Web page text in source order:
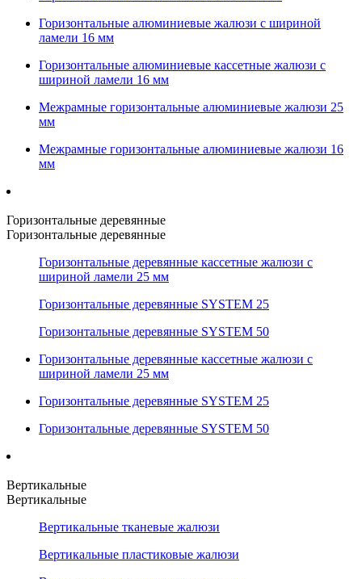
Горизонтальные алюминиевые жалюзи с шириной
ламели 16 мм
Горизонтальные алюминиевые кассетные жалюзи с
шириной ламели 16 мм
Межрамные горизонтальные алюминиевые жалюзи 25
мм
Межрамные горизонтальные алюминиевые жалюзи 16
мм
Горизонтальные деревянные
Горизонтальные деревянные
Горизонтальные деревянные кассетные жалюзи с
шириной ламели 25 мм
Горизонтальные деревянные SYSTEM 25
Горизонтальные деревянные SYSTEM 50
Горизонтальные деревянные кассетные жалюзи с
шириной ламели 25 мм
Горизонтальные деревянные SYSTEM 25
Горизонтальные деревянные SYSTEM 50
Вертикальные
Вертикальные
Вертикальные тканевые жалюзи
Вертикальные пластиковые жалюзи